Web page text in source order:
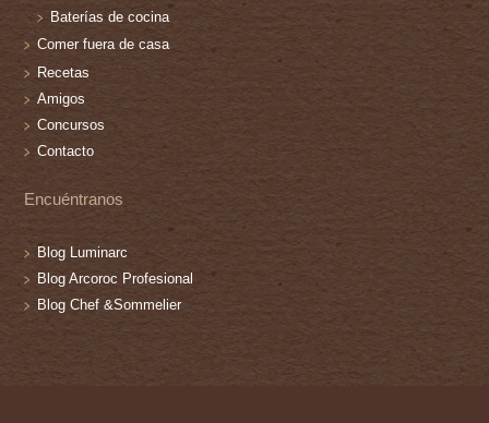
Baterías de cocina
Comer fuera de casa
Recetas
Amigos
Concursos
Contacto
Encuéntranos
Blog Luminarc
Blog Arcoroc Profesional
Blog Chef &Sommelier